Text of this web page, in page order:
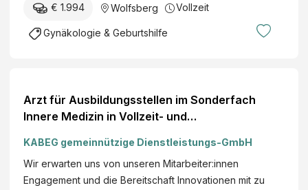
€ 1.994 Wolfsberg Vollzeit
Gynäkologie & Geburtshilfe
Arzt für Ausbildungsstellen im Sonderfach
Innere Medizin in Vollzeit- und
KABEG gemeinnützige Dienstleistungs-GmbH
Wir erwarten uns von unseren Mitarbeiter:innen
Engagement und die Bereitschaft Innovationen mit zu